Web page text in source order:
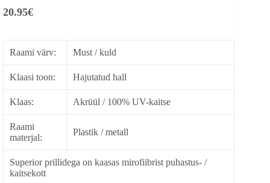
20.95€
Raami värv: Must / kuld
Klaasi toon: Hajutatud hall
Klaas: Akrüül / 100% UV-kaitse
Raami
materjal:
Plastik / metall
Superior prillidega on kaasas mirofiibrist puhastus- /
kaitsekott